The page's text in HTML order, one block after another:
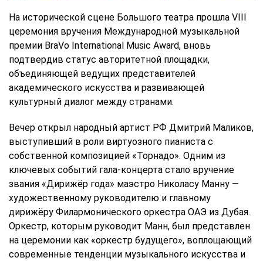
На исторической сцене Большого театра прошла VIII
церемония вручения Международной музыкальной
премии BraVo International Music Award, вновь
подтвердив статус авторитетной площадки,
объединяющей ведущих представителей
академического искусства и развивающей
культурный диалог между странами.
Вечер открыл народный артист РФ Дмитрий Маликов,
выступивший в роли виртуозного пианиста с
собственной композицией «Торнадо». Одним из
ключевых событий гала-концерта стало вручение
звания «Дирижёр года» маэстро Николасу Манну —
художественному руководителю и главному
дирижёру Филармонического оркестра ОАЭ из Дубая.
Оркестр, которым руководит Манн, был представлен
на церемонии как «оркестр будущего», воплощающий
современные тенденции музыкального искусства и